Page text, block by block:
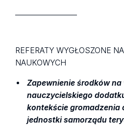
REFERATY WYGŁOSZONE
NAUKOWYCH
Zapewnienie środków na
nauczycielskiego
kontekście gromadzenia
jednostki samorządu